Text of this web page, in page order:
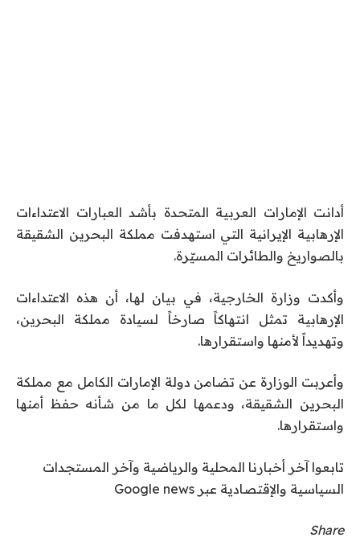
أدانت الإمارات العربية المتحدة بأشد العبارات الاعتداءات
الإرهابية الإيرانية التي استهدفت مملكة البحرين الشقيقة
بالصواريخ والطائرات المسيّرة.
وأكدت وزارة الخارجية، في بيان لها، أن هذه الاعتداءات
الإرهابية تمثل انتهاكاً صارخاً لسيادة مملكة البحرين،
وتهديداً لأمنها واستقرارها.
وأعربت الوزارة عن تضامن دولة الإمارات الكامل مع مملكة
البحرين الشقيقة، ودعمها لكل ما من شأنه حفظ أمنها
واستقرارها.
تابعوا آخر أخبارنا المحلية والرياضية وآخر المستجدات
السياسية والإقتصادية عبر Google news
Share